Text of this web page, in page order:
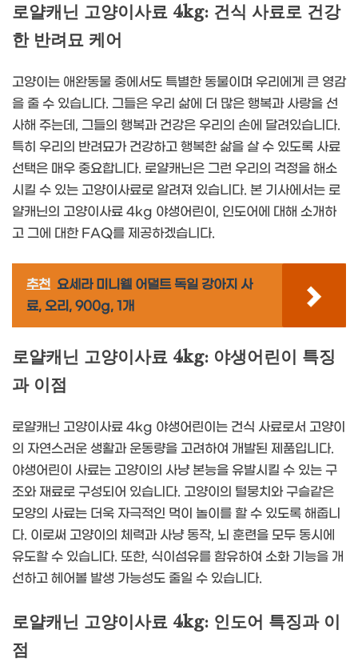
로얄캐닌 고양이사료 4kg: 건식 사료로 건강
한 반려묘 케어
고양이는 애완동물 중에서도 특별한 동물이며 우리에게 큰 영감
을 줄 수 있습니다. 그들은 우리 삶에 더 많은 행복과 사랑을 선
사해 주는데, 그들의 행복과 건강은 우리의 손에 달려있습니다.
특히 우리의 반려묘가 건강하고 행복한 삶을 살 수 있도록 사료
선택은 매우 중요합니다. 로얄캐닌은 그런 우리의 걱정을 해소
시킬 수 있는 고양이사료로 알려져 있습니다. 본 기사에서는 로
얄캐닌의 고양이사료 4kg 야생어린이, 인도어에 대해 소개하
고 그에 대한 FAQ를 제공하겠습니다.
추천 요세라 미니웰 어덜트 독일 강아지 사
료, 오리, 900g, 1개
로얄캐닌 고양이사료 4kg: 야생어린이 특징
과 이점
로얄캐닌 고양이사료 4kg 야생어린이는 건식 사료로서 고양이
의 자연스러운 생활과 운동량을 고려하여 개발된 제품입니다.
야생어린이 사료는 고양이의 사냥 본능을 유발시킬 수 있는 구
조와 재료로 구성되어 있습니다. 고양이의 털뭉치와 구슬같은
모양의 사료는 더욱 자극적인 먹이 놀이를 할 수 있도록 해줍니
다. 이로써 고양이의 체력과 사냥 동작, 뇌 훈련을 모두 동시에
유도할 수 있습니다. 또한, 식이섬유를 함유하여 소화 기능을 개
선하고 헤어볼 발생 가능성도 줄일 수 있습니다.
로얄캐닌 고양이사료 4kg: 인도어 특징과 이
점